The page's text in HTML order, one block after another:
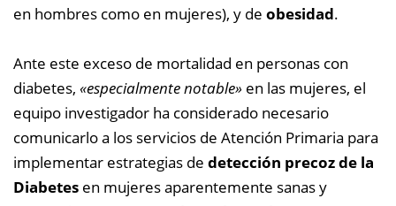
en hombres como en mujeres), y de obesidad.
Ante este exceso de mortalidad en personas con
diabetes, «especialmente notable» en las mujeres, el
equipo investigador ha considerado necesario
comunicarlo a los servicios de Atención Primaria para
implementar estrategias de detección precoz de la
Diabetes en mujeres aparentemente sanas y